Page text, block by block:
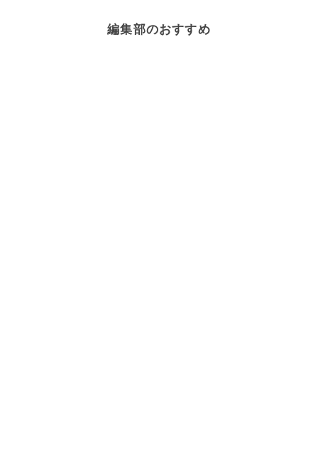
編集部のおすすめ